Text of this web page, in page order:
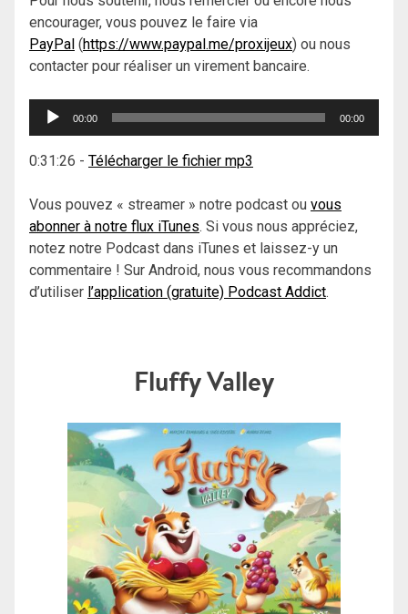
encourager, vous pouvez le faire via
PayPal (https://www.paypal.me/proxijeux) ou nous
contacter pour réaliser un virement bancaire.
Lecteur
00:00 00:00
0:31:26 - Télécharger le fichier mp3
Vous pouvez « streamer » notre podcast ou vous
abonner à notre flux iTunes. Si vous nous appréciez,
notez notre Podcast dans iTunes et laissez-y un
commentaire ! Sur Android, nous vous recommandons
d’utiliser l’application (gratuite) Podcast Addict.
Fluffy Valley